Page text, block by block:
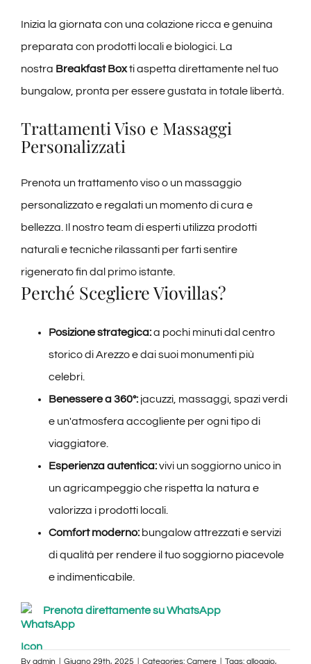
Inizia la giornata con una colazione ricca e genuina
preparata con prodotti locali e biologici. La
nostra Breakfast Boxti aspetta direttamente nel tuo
bungalow, pronta per essere gustata in totale libertà.
Trattamenti Viso e Massaggi
Personalizzati
Prenota un trattamento viso o un massaggio
personalizzato e regalati un momento di cura e
bellezza. Il nostro team di esperti utilizza prodotti
naturali e tecniche rilassanti per farti sentire
rigenerato fin dal primo istante.
Perché Scegliere Viovillas?
Posizione strategica:a pochi minuti dal centro
storico di Arezzo e dai suoi monumenti più
celebri.
Benessere a 360°:jacuzzi, massaggi, spazi verdi
e un'atmosfera accogliente per ogni tipo di
viaggiatore.
Esperienza autentica:vivi un soggiorno unico in
un agricampeggio che rispetta la natura e
valorizza i prodotti locali.
Comfort moderno:bungalow attrezzati e servizi
di qualità per rendere il tuo soggiorno piacevole
e indimenticabile.
Prenota direttamente su WhatsApp
By admin Giugno 29th, 2025 Categories: Camere Tags: alloggio,